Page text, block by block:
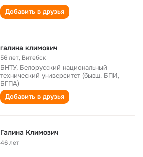
Добавить в друзья
галина климович
56 лет, Витебск
БНТУ, Белорусский национальный
технический университет (бывш. БПИ,
БГПА)
Добавить в друзья
Галина Климович
46 лет